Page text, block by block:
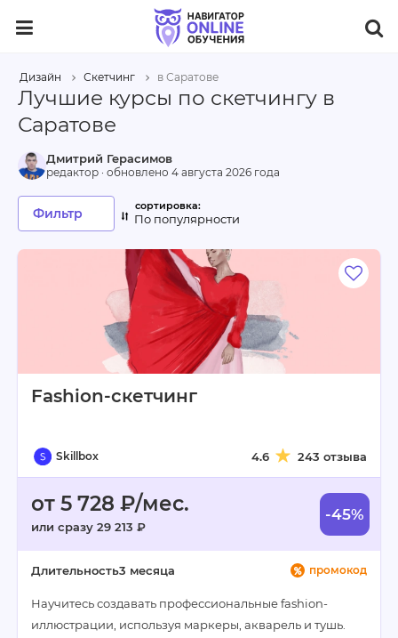
Дизайн Скетчинг в Саратове
Лучшие курсы по скетчингу в
Саратове
Fashion-скетчинг
Skillbox 4.6 243 отзыва
от 5 728 ₽/мес.
или сразу 29 213 ₽
-45%
промокод
Длительность3 месяца
Научитесь создавать профессиональные fashion-
иллюстрации, используя маркеры, акварель и тушь.
Дмитрий Герасимов
редактор · обновлено 4 августа 2026 года
Фильтр По популярности